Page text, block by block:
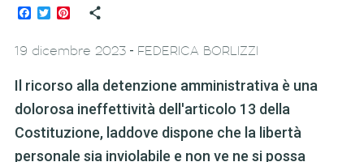
Facebook
TwitterPinterest
19 dicembre 2023- FEDERICA BORLIZZI
Il ricorso alla detenzione amministrativa è una
dolorosa ineffettività dell'articolo 13 della
Costituzione, laddove dispone che la libertà
personale sia inviolabile e non ve ne si possa